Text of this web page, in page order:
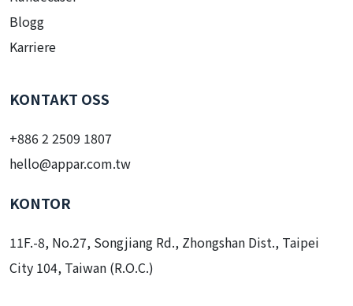
Karriere
+886 2 2509 1807
hello@appar.com.tw
KONTOR
11F.-8, No.27, Songjiang Rd., Zhongshan Dist., Taipei
City 104, Taiwan (R.O.C.)